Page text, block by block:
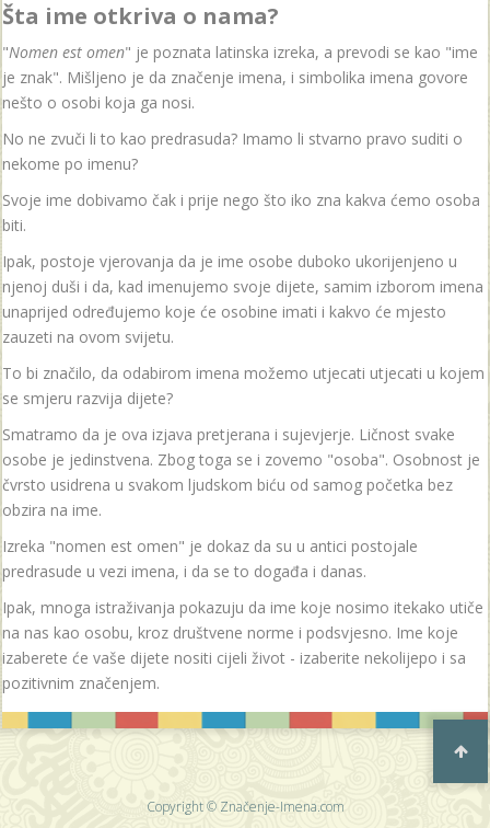
Šta ime otkriva o nama?
"Nomen est omen" je poznata latinska izreka, a prevodi se kao "ime
je znak". Mišljeno je da značenje imena, i simbolika imena govore
nešto o osobi koja ga nosi.
No ne zvuči li to kao predrasuda? Imamo li stvarno pravo suditi o
nekome po imenu?
Svoje ime dobivamo čak i prije nego što iko zna kakva ćemo osoba
biti.
Ipak, postoje vjerovanja da je ime osobe duboko ukorijenjeno u
njenoj duši i da, kad imenujemo svoje dijete, samim izborom imena
unaprijed određujemo koje će osobine imati i kakvo će mjesto
zauzeti na ovom svijetu.
To bi značilo, da odabirom imena možemo utjecati utjecati u kojem
se smjeru razvija dijete?
Smatramo da je ova izjava pretjerana i sujevjerje. Ličnost svake
osobe je jedinstvena. Zbog toga se i zovemo "osoba". Osobnost je
čvrsto usidrena u svakom ljudskom biću od samog početka bez
obzira na ime.
Izreka "nomen est omen" je dokaz da su u antici postojale
predrasude u vezi imena, i da se to događa i danas.
Ipak, mnoga istraživanja pokazuju da ime koje nosimo itekako utiče
na nas kao osobu, kroz društvene norme i podsvjesno. Ime koje
izaberete će vaše dijete nositi cijeli život - izaberite nekolijepo i sa
pozitivnim značenjem.
Copyright © Značenje-Imena.com